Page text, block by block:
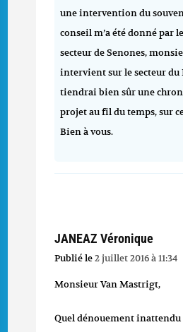
une intervention du
conseil m’a été donné par
secteur de Senones,
intervient sur le secteur du
tiendrai bien sûr une
projet au fil du temps, sur
Bien à vous.
JANEAZ Véronique
Publié le2 juillet 2016 à 11:34
Monsieur Van Mastrigt,
Quel dénouement